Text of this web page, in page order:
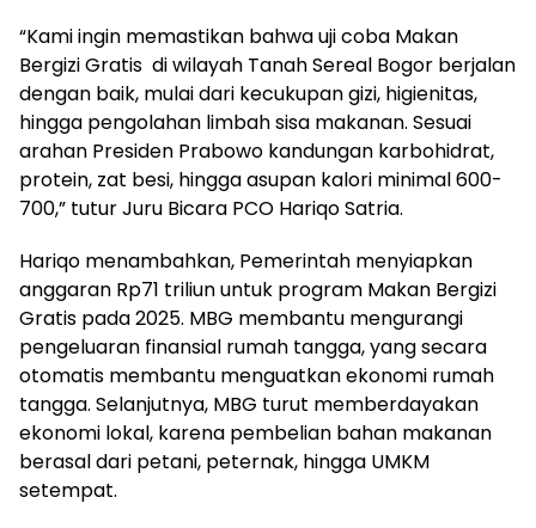
“Kami ingin memastikan bahwa uji coba Makan
Bergizi Gratis di wilayah Tanah Sereal Bogor berjalan
dengan baik, mulai dari kecukupan gizi, higienitas,
hingga pengolahan limbah sisa makanan. Sesuai
arahan Presiden Prabowo kandungan karbohidrat,
protein, zat besi, hingga asupan kalori minimal 600-
700,” tutur Juru Bicara PCO Hariqo Satria.
Hariqo menambahkan, Pemerintah menyiapkan
anggaran Rp71 triliun untuk program Makan Bergizi
Gratis pada 2025. MBG membantu mengurangi
pengeluaran finansial rumah tangga, yang secara
otomatis membantu menguatkan ekonomi rumah
tangga. Selanjutnya, MBG turut memberdayakan
ekonomi lokal, karena pembelian bahan makanan
berasal dari petani, peternak, hingga UMKM
setempat.